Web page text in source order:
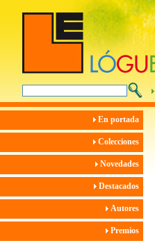
En portada
Colecciones
Novedades
Destacados
Autores
Premios